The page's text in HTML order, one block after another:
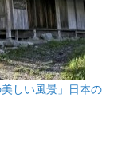
しい風景」日本の